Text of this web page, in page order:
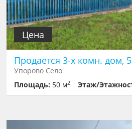
Цена
Продается 3-х комн. дом,
Упорово Село
Площадь: 50 м2 Этаж/